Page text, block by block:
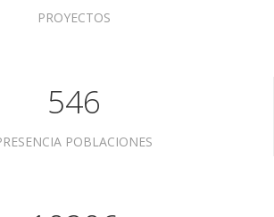
PROYECTOS
546
POBLACIONES